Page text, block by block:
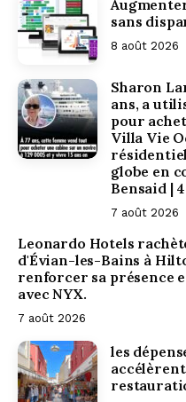
sans
8 août 2026
Sharon
ans, a
pour
Villa Vie
globe en
Bensaid |
7 août 2026
Leonardo Hotels
d'Évian-les-Bains à
renforcer sa présence
avec NYX.
7 août 2026
les